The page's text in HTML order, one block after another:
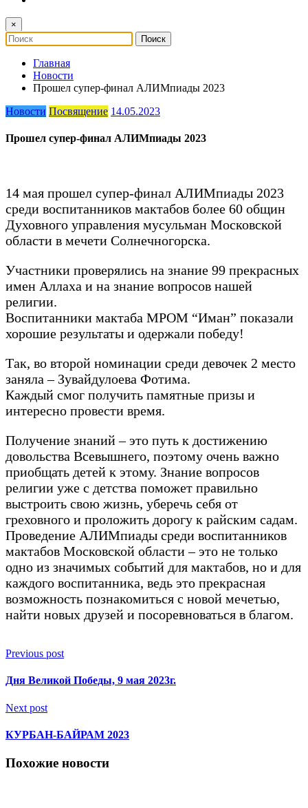
×
Главная
Новости
Прошел супер-финал АЛИМпиады 2023
Новости Посвящение 14.05.2023
Прошел супер-финал АЛИМпиады 2023
14 мая прошел супер-финал АЛИМпиады 2023
среди воспитанников мактабов более 60 общин
Духовного управления мусульман Московской
области в мечети Солнечногорска.
Участники проверялись на знание 99 прекрасных
имен Аллаха и на знание вопросов нашей
религии.
Воспитанники мактаба МРОМ “Иман” показали
хорошие результаты и одержали победу!
Так, во второй номинации среди девочек 2 место
заняла – Зувайдулоева Фотима.
Каждый смог получить памятные призы и
интересно провести время.
Получение знаний – это путь к достижению
довольства Всевышнего, поэтому очень важно
приобщать детей к этому. Знание вопросов
религии уже с детства поможет правильно
выстроить свою жизнь, уберечь себя от
греховного и проложить дорогу к райским садам.
Проведение АЛИМпиады среди воспитанников
мактабов Московской области – это не только
одно из значимых событий для мактабов, но и для
каждого воспитанника, ведь это прекрасная
возможность познакомиться с новой мечетью,
найти новых друзей и посоревноваться в благом.
Previous post
Дня Великой Победы, 9 мая 2023г.
Next post
КУРБАН-БАЙРАМ 2023
Похожие новости